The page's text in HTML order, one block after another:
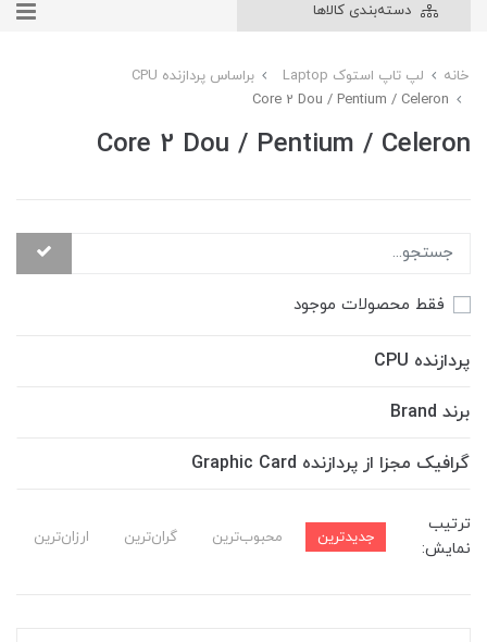
دسته‌بندی کالاها
خانه لپ تاپ استوک Laptop
براساس پردازنده CPU
Core 2 Dou / Pentium / Celeron
Core 2 Dou / Pentium / Celeron
فقط محصولات موجود
پردازنده CPU
برند Brand
گرافیک مجزا از پردازنده Graphic Card
ترتیب
نمایش:
جدیدترین محبوب‌ترین گران‌ترین ارزان‌ترین